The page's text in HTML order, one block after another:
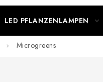
LED PFLANZENLAMPEN
Microgreens